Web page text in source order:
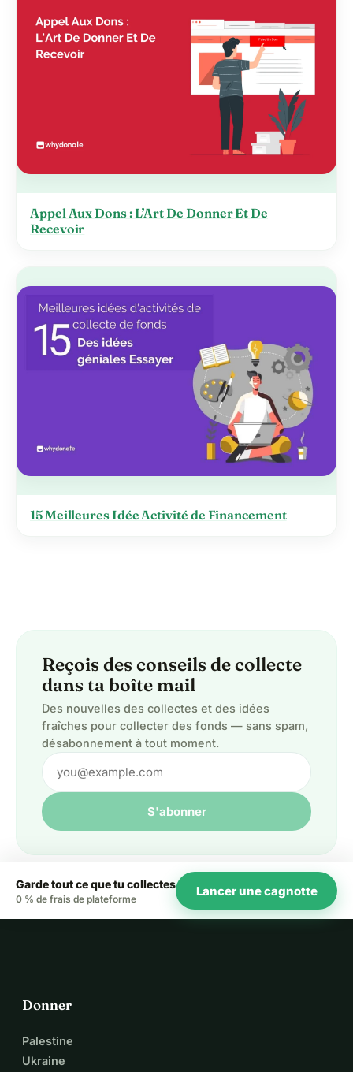
Appel Aux Dons : L’Art De Donner Et De
Recevoir
15 Meilleures Idée Activité de Financement
Reçois des conseils de collecte
dans ta boîte mail
Des nouvelles des collectes et des idées
fraîches pour collecter des fonds — sans spam,
désabonnement à tout moment.
S'abonner
Garde tout ce que tu collectes
0 % de frais de plateforme
Lancer une cagnotte
Donner
Palestine
Ukraine